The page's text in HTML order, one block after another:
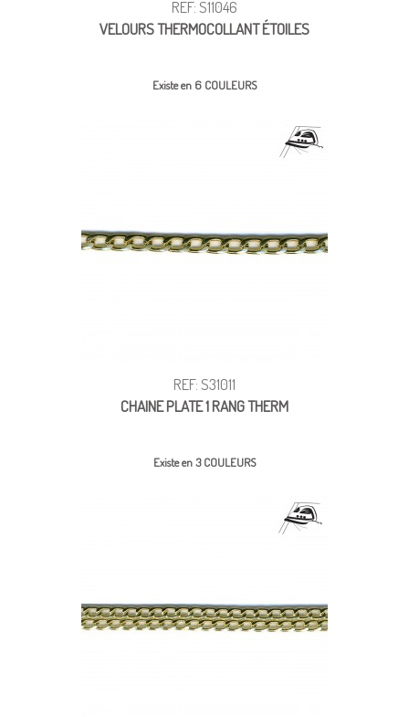
REF: S11046
VELOURS THERMOCOLLANT ÉTOILES
Existe en 6 COULEURS
REF: S31011
CHAINE PLATE 1 RANG THERM
Existe en 3 COULEURS